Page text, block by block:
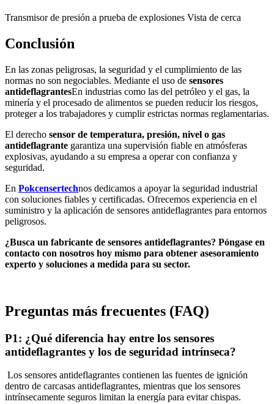
Transmisor de presión a prueba de explosiones Vista de cerca
Conclusión
En las zonas peligrosas, la seguridad y el cumplimiento de las
normas no son negociables. Mediante el uso de sensores
antideflagrantesEn industrias como las del petróleo y el gas, la
minería y el procesado de alimentos se pueden reducir los riesgos,
proteger a los trabajadores y cumplir estrictas normas reglamentarias.
El derecho sensor de temperatura, presión, nivel o gas
antideflagrante garantiza una supervisión fiable en atmósferas
explosivas, ayudando a su empresa a operar con confianza y
seguridad.
En Pokcensertechnos dedicamos a apoyar la seguridad industrial
con soluciones fiables y certificadas. Ofrecemos experiencia en el
suministro y la aplicación de sensores antideflagrantes para entornos
peligrosos.
¿Busca un fabricante de sensores antideflagrantes? Póngase en
contacto con nosotros hoy mismo para obtener asesoramiento
experto y soluciones a medida para su sector.
Preguntas más frecuentes (FAQ)
P1: ¿Qué diferencia hay entre los sensores
antideflagrantes y los de seguridad intrínseca?
Los sensores antideflagrantes contienen las fuentes de ignición
dentro de carcasas antideflagrantes, mientras que los sensores
intrínsecamente seguros limitan la energía para evitar chispas.